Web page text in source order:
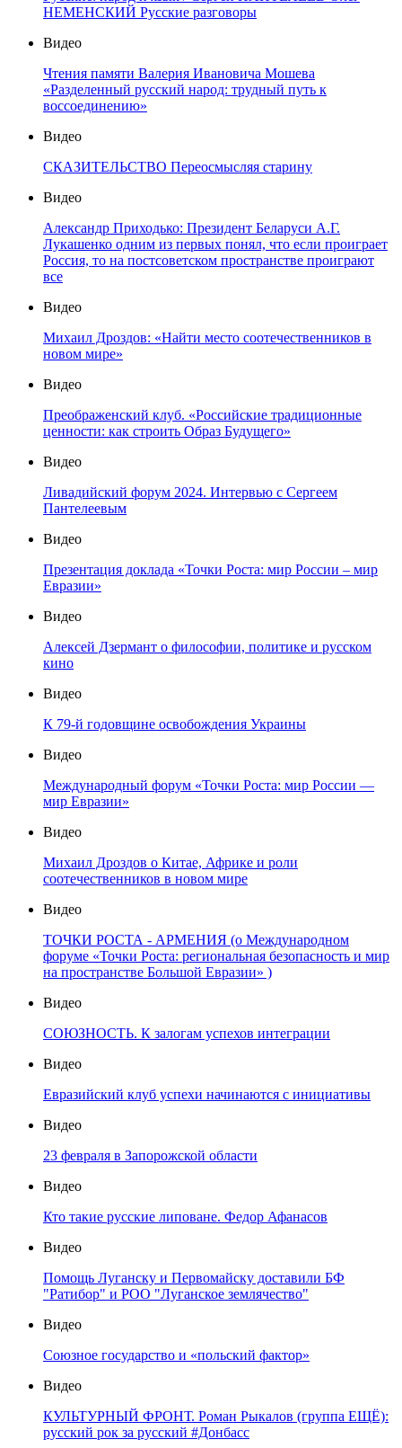
НЕМЕНСКИЙ Русские разговоры
Видео
Чтения памяти Валерия Ивановича Мошева
«Разделенный русский народ: трудный путь к
воссоединению»
Видео
СКАЗИТЕЛЬСТВО Переосмысляя старину
Видео
Александр Приходько: Президент Беларуси А.Г.
Лукашенко одним из первых понял, что если проиграет
Россия, то на постсоветском пространстве проиграют
все
Видео
Михаил Дроздов: «Найти место соотечественников в
новом мире»
Видео
Преображенский клуб. «Российские традиционные
ценности: как строить Образ Будущего»
Видео
Ливадийский форум 2024. Интервью с Сергеем
Пантелеевым
Видео
Презентация доклада «Точки Роста: мир России – мир
Евразии»
Видео
Алексей Дзермант о философии, политике и русском
кино
Видео
К 79-й годовщине освобождения Украины
Видео
Международный форум «Точки Роста: мир России —
мир Евразии»
Видео
Михаил Дроздов о Китае, Африке и роли
соотечественников в новом мире
Видео
ТОЧКИ РОСТА - АРМЕНИЯ (о Международном
форуме «Точки Роста: региональная безопасность и мир
на пространстве Большой Евразии» )
Видео
СОЮЗНОСТЬ. К залогам успехов интеграции
Видео
Евразийский клуб успехи начинаются с инициативы
Видео
23 февраля в Запорожской области
Видео
Кто такие русские липоване. Федор Афанасов
Видео
Помощь Луганску и Первомайску доставили БФ
"Ратибор" и РОО "Луганское землячество"
Видео
Союзное государство и «польский фактор»
Видео
КУЛЬТУРНЫЙ ФРОНТ. Роман Рыкалов (группа ЕЩЁ):
русский рок за русский #Донбасс